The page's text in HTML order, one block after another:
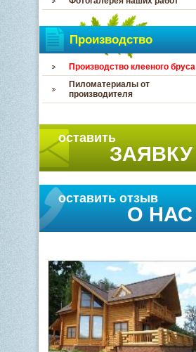
Производство
Производство клееного бруса
Пиломатериалы от
производителя
оставить
ЗАЯВКУ
оставить отзыв
О НАС